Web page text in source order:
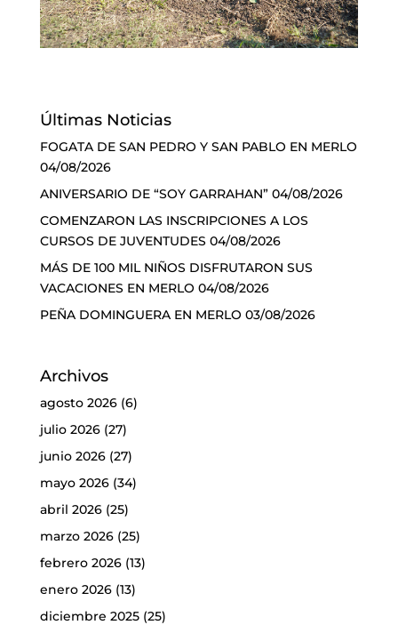
Últimas Noticias
FOGATA DE SAN PEDRO Y SAN PABLO EN MERLO
04/08/2026
ANIVERSARIO DE “SOY GARRAHAN” 04/08/2026
COMENZARON LAS INSCRIPCIONES A LOS
CURSOS DE JUVENTUDES 04/08/2026
MÁS DE 100 MIL NIÑOS DISFRUTARON SUS
VACACIONES EN MERLO 04/08/2026
PEÑA DOMINGUERA EN MERLO 03/08/2026
Archivos
agosto 2026(6)
julio 2026(27)
junio 2026(27)
mayo 2026(34)
abril 2026(25)
marzo 2026(25)
febrero 2026(13)
enero 2026(13)
diciembre 2025(25)